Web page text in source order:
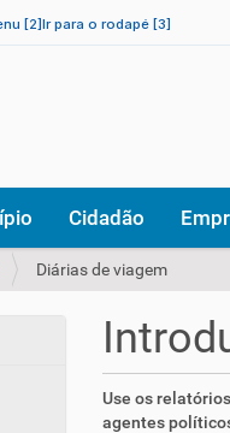
[2]Ir para o rodapé [3]
Cidadão
Diárias de viagem
Use os
agentes